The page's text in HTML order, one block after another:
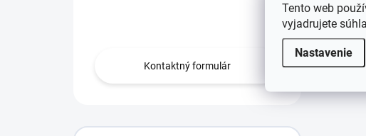
Tento web
vyjadrujete
Nastavenie
Kontaktný formulár